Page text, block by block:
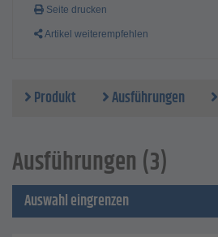
Länge - 150 cm
Lärche - 100 x 14,5 x 2,3 cm
Lieferung erfolgt ohne CalfHouse!
Seite drucken
Artikel weiterempfehlen
Produkt Ausführungen
Ausführungen (3)
Auswahl eingrenzen